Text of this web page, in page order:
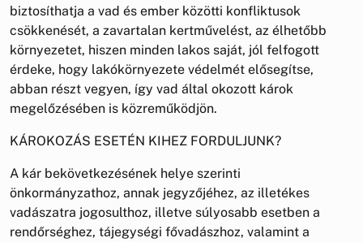
biztosíthatja a vad és ember közötti konfliktusok
csökkenését, a zavartalan kertművelést, az élhetőbb
környezetet, hiszen minden lakos saját, jól felfogott
érdeke, hogy lakókörnyezete védelmét elősegítse,
abban részt vegyen, így vad által okozott károk
megelőzésében is közreműködjön.
KÁROKOZÁS ESETÉN KIHEZ FORDULJUNK?
A kár bekövetkezésének helye szerinti
önkormányzathoz, annak jegyzőjéhez, az illetékes
vadászatra jogosulthoz, illetve súlyosabb esetben a
rendőrséghez, tájegységi fővadászhoz, valamint a